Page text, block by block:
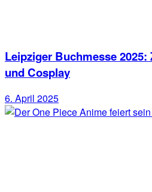
Leipziger Buchmesse
und Cosplay
6. April 2025